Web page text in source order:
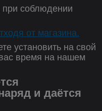
соблюдении
от магазина.
установить на свой
время на нашем
и даётся